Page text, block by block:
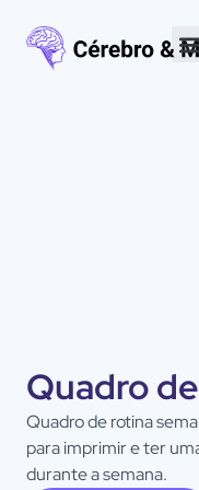
Quadro
Quadro de rotina
para imprimir e ter
durante a semana.